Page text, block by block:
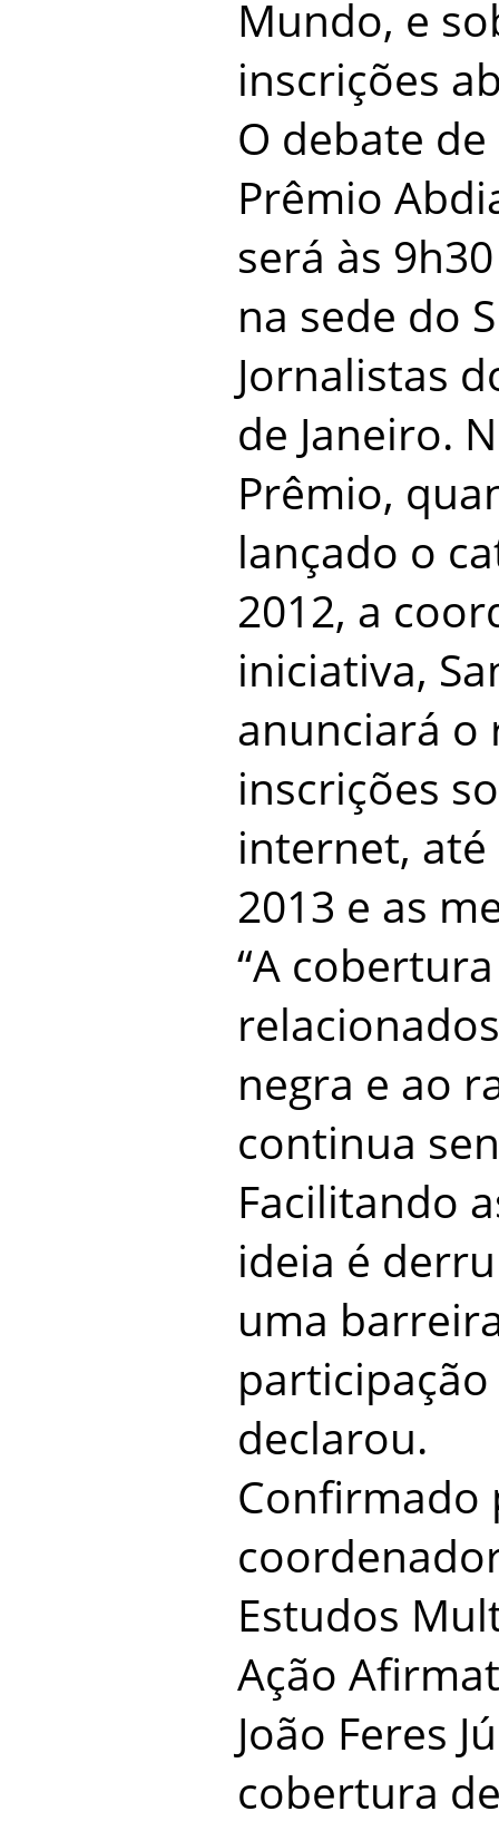
Mundo, e
inscrições
O debate
Prêmio
será às
na sede do
Jornalistas
de Janeiro.
Prêmio,
lançado o
2012, a
iniciativa,
anunciará o
inscrições
internet,
2013 e as
“A
negra e ao
continua
Facilitando
ideia é
uma
declarou.
Confirmado
Estudos
Ação
João Feres
cobertura